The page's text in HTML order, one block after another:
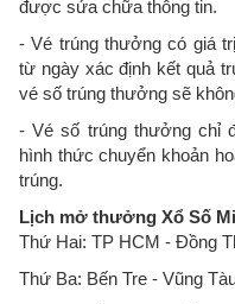
được sửa chữa thông tin.
- Vé trúng thưởng có giá
từ ngày xác định kết quả
vé số trúng thưởng sẽ
- Vé số trúng thưởng chỉ
hình thức chuyển khoản
trúng.
Lịch mở thưởng Xổ Số
Thứ Hai: TP HCM - Đồng
Thứ Ba: Bến Tre - Vũng